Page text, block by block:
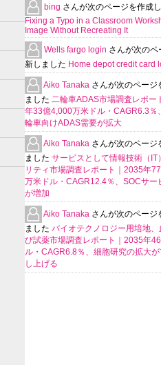
bing さんが次のページを作成
Fixing a Typo in a Classroom
Image Without Recreating It
Wells fargo login さんが次のペ
新しました Home depot credit card
Aiko Tanaka さんが次のページ
ました 二輪車ADAS市場調査レポー
年33億4,000万米ドル・CAGR6.3％
輪車向けADAS需要が拡大
Aiko Tanaka さんが次のページ
ました サービスとして情報技術（IT
リティ市場調査レポート｜2035年
万米ドル・CAGR12.4％、SOCサー
が増加
Aiko Tanaka さんが次のページ
ました バイオテクノロジー用培地、
び試薬市場調査レポート｜2035年
ル・CAGR6.8％、細胞研究の拡大
し上げる